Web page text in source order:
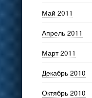
Май 2011
Апрель 2011
Март 2011
Декабрь 2010
Октябрь 2010